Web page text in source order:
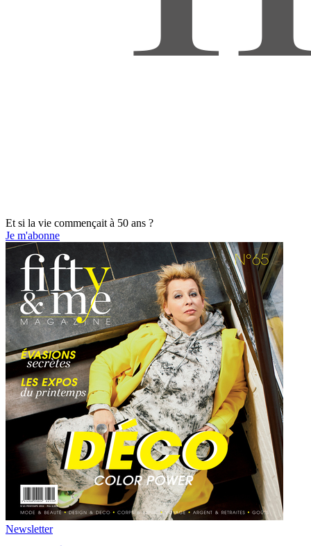
Et si la vie commençait à 50 ans ?
Je m'abonne
Newsletter